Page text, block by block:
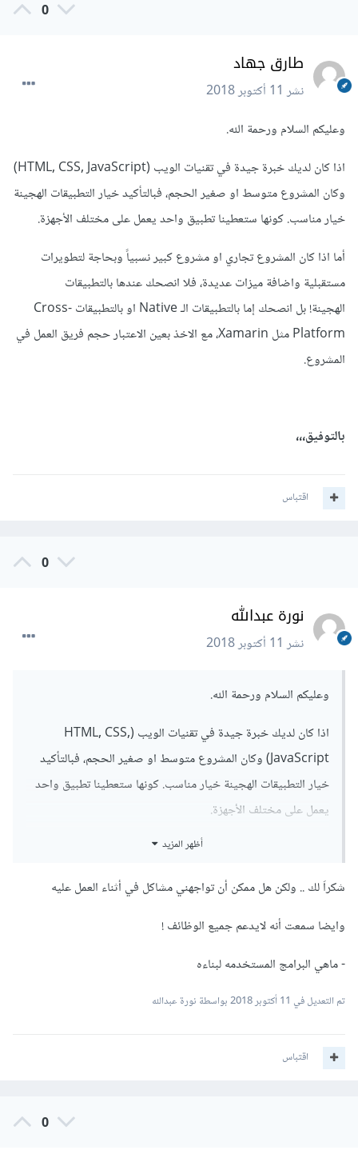
0
طارق جهاد
نشر11 أكتوبر 2018
وعليكم السلام ورحمة الله.
اذا كان لديك خبرة جيدة في تقنيات الويب (HTML, CSS, JavaScript)
وكان المشروع متوسط او صغير الحجم، فبالتأكيد خيار التطبيقات الهجينة
خيار مناسب. كونها ستعطينا تطبيق واحد يعمل على مختلف الأجهزة.
أما اذا كان المشروع تجاري او مشروع كبير نسبياً وبحاجة لتطويرات
مستقبلية واضافة ميزات عديدة، فلا انصحك عندها بالتطبيقات
الهجينة! بل انصحك إما بالتطبيقات الـ Native او بالتطبيقات Cross-
Platform مثل Xamarin، مع الاخذ بعين الاعتبار حجم فريق العمل في
المشروع.
بالتوفيق،،،
اقتباس
0
نورة عبدالله
نشر11 أكتوبر 2018
وعليكم السلام ورحمة الله.
اذا كان لديك خبرة جيدة في تقنيات الويب (HTML, CSS,
JavaScript) وكان المشروع متوسط او صغير الحجم، فبالتأكيد
خيار التطبيقات الهجينة خيار مناسب. كونها ستعطينا تطبيق واحد
يعمل على مختلف الأجهزة.
أما اذا كان المشروع تجاري او مشروع كبير نسبياً وبحاجة
لتطويرات مستقبلية واضافة ميزات عديدة، فلا انصحك عندها
أظهر المزيد
شكراَ لك .. ولكن هل ممكن أن تواجهني مشاكل في أثناء العمل عليه
وايضا سمعت أنه لايدعم جميع الوظائف !
- ماهي البرامج المستخدمه لبناءه
تم التعديل في 11 أكتوبر 2018 بواسطة نورة عبدالله
اقتباس
0